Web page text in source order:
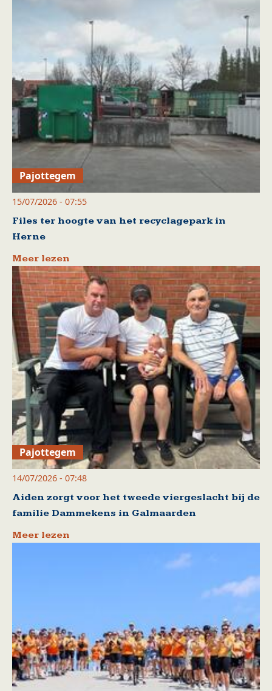
Pajottegem
15/07/2026 - 07:55
Files ter hoogte van het recyclagepark in
Herne
Meer lezen
Pajottegem
14/07/2026 - 07:48
Aiden zorgt voor het tweede viergeslacht bij de
familie Dammekens in Galmaarden
Meer lezen